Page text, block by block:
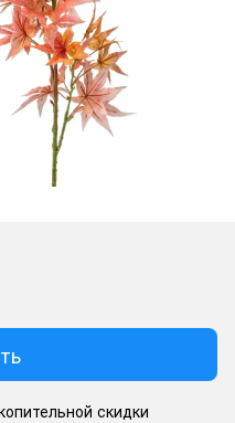
скидки